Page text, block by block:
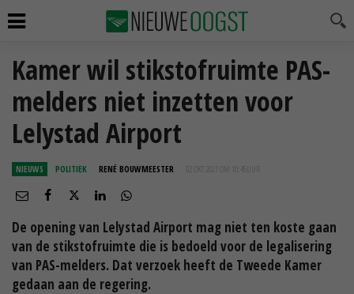
Kamer wil stikstofruimte PAS-
melders niet inzetten voor
Lelystad Airport
NIEUWS POLITIEK RENÉ BOUWMEESTER 02 OKT 2021 OM 10:45
De opening van Lelystad Airport mag niet ten koste gaan
van de stikstofruimte die is bedoeld voor de legalisering
van PAS-melders. Dat verzoek heeft de Tweede Kamer
gedaan aan de regering.